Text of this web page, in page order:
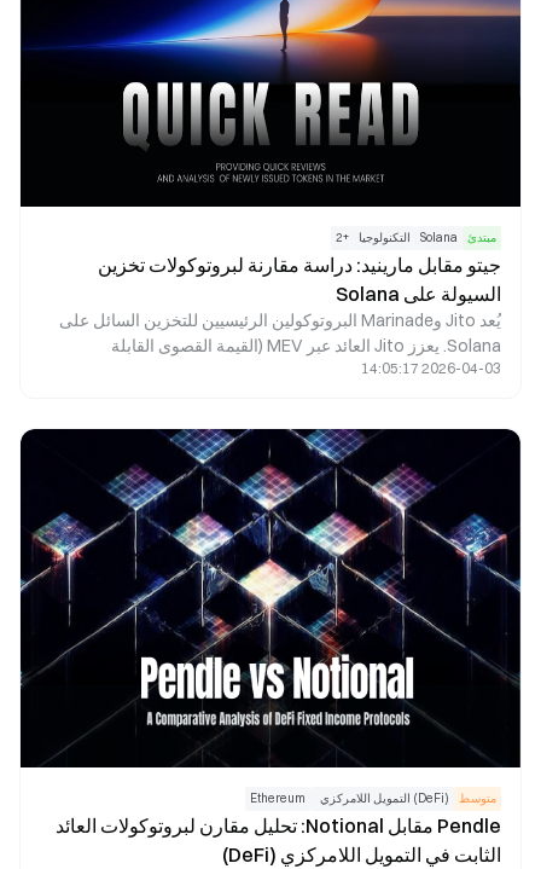
مبتدئ Solana التكنولوجيا +
2
جيتو مقابل مارينيد: دراسة مقارنة لبروتوكولات تخزين
السيولة على Solana
يُعد Jito وMarinade البروتوكولين الرئيسيين للتخزين السائل على
Solana. يعزز Jito العائد عبر MEV (القيمة القصوى القابلة
للاستخراج)، ويخدم المستخدمين الذين يبحثون عن عوائد مرتفعة.
الجوهري بينهما في مصادر العائد وتركيبة المخاطر.
2026-04-03 14:05:17
متوسط (DeFi) التمويل اللامركزي Ethereum
Pendle مقابل Notional: تحليل مقارن لبروتوكولات العائد
الثابت في التمويل اللامركزي (DeFi)